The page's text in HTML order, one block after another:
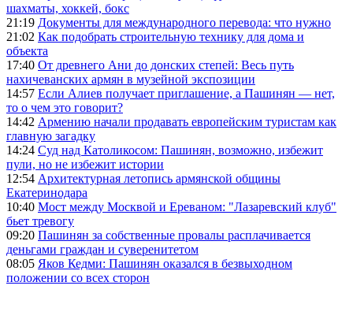
шахматы, хоккей, бокс
21:19 Документы для международного перевода: что нужно
21:02 Как подобрать строительную технику для дома и
объекта
17:40 От древнего Ани до донских степей: Весь путь
нахичеванских армян в музейной экспозиции
14:57 Если Алиев получает приглашение, а Пашинян — нет,
то о чем это говорит?
14:42 Армению начали продавать европейским туристам как
главную загадку
14:24 Суд над Католикосом: Пашинян, возможно, избежит
пули, но не избежит истории
12:54 Архитектурная летопись армянской общины
Екатеринодара
10:40 Мост между Москвой и Ереваном: "Лазаревский клуб"
бьет тревогу
09:20 Пашинян за собственные провалы расплачивается
деньгами граждан и суверенитетом
08:05 Яков Кедми: Пашинян оказался в безвыходном
положении со всех сторон